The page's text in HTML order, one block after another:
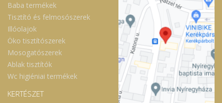
Baba termékek
Tisztító és felmosószerek
Illóolajok
Öko tisztítószerek
Mosogatószerek
Ablak tisztítók
Wc higiéniai termékek
KERTÉSZET